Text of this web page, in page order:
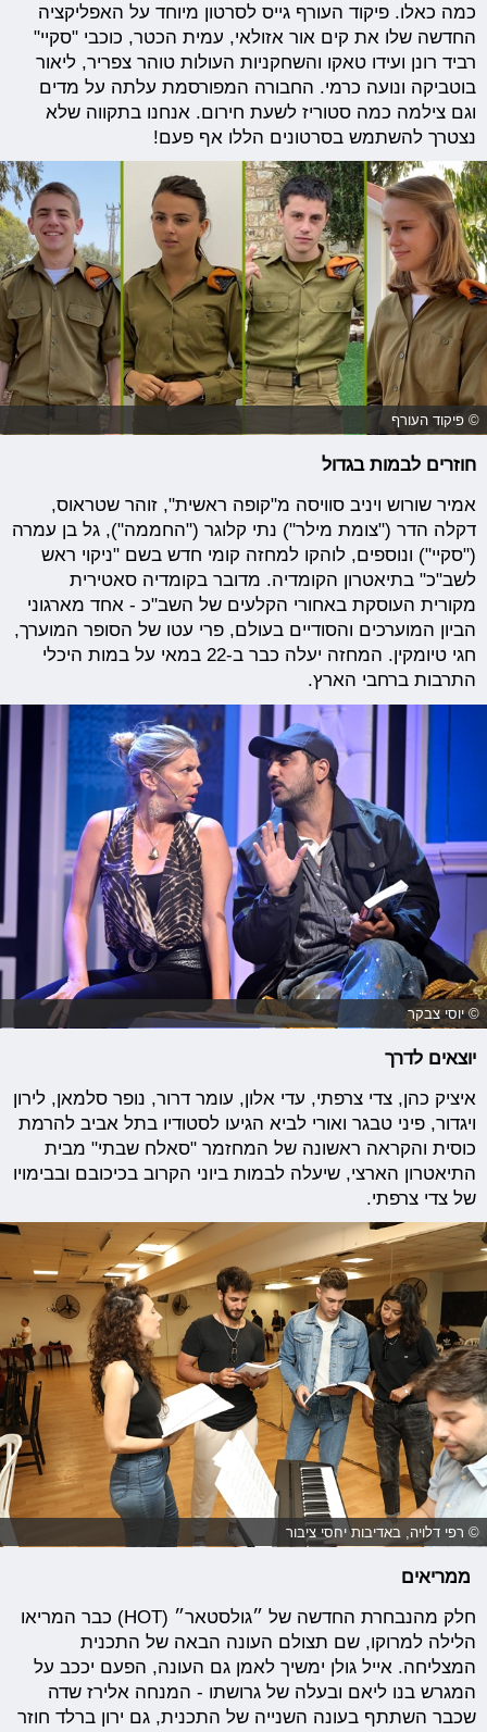
כמה כאלו. פיקוד העורף גייס לסרטון מיוחד על האפליקציה
החדשה שלו את קים אור אזולאי, עמית הכטר, כוכבי "סקיי"
רביד רונן ועידו טאקו והשחקניות העולות טוהר צפריר, ליאור
בוטביקה ונועה כרמי. החבורה המפורסמת עלתה על מדים
וגם צילמה כמה סטוריז לשעת חירום. אנחנו בתקווה שלא
נצטרך להשתמש בסרטונים הללו אף פעם!
© פיקוד העורף
חוזרים לבמות בגדול
אמיר שורוש ויניב סוויסה מ"קופה ראשית", זוהר שטראוס,
דקלה הדר ("צומת מילר") נתי קלוגר ("החממה"), גל בן עמרה
("סקיי") ונוספים, לוהקו למחזה קומי חדש בשם "ניקוי ראש
לשב"כ" בתיאטרון הקומדיה. מדובר בקומדיה סאטירית
מקורית העוסקת באחורי הקלעים של השב"כ - אחד מארגוני
הביון המוערכים והסודיים בעולם, פרי עטו של הסופר המוערך,
חגי טיומקין. המחזה יעלה כבר ב-22 במאי על במות היכלי
התרבות ברחבי הארץ.
© יוסי צבקר
יוצאים לדרך
איציק כהן, צדי צרפתי, עדי אלון, עומר דרור, נופר סלמאן, לירון
ויגדור, פיני טבגר ואורי לביא הגיעו לסטודיו בתל אביב להרמת
כוסית והקראה ראשונה של המחזמר "סאלח שבתי" מבית
התיאטרון הארצי, שיעלה לבמות ביוני הקרוב בכיכובם ובבימויו
של צדי צרפתי.
© רפי דלויה, באדיבות יחסי ציבור
ממריאים
חלק מהנבחרת החדשה של ״גולסטאר״ (HOT) כבר המריאו
הלילה למרוקו, שם תצולם העונה הבאה של התכנית
המצליחה. אייל גולן ימשיך לאמן גם העונה, הפעם יככב על
המגרש בנו ליאם ובעלה של גרושתו - המנחה אלירז שדה
שכבר השתתף בעונה השנייה של התכנית, גם ירון ברלד חוזר